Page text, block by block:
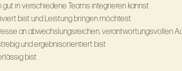
gut in verschiedene Teams integrieren kannst
bist und Leistung bringen möchtest
an abwechslungsreichen, verantwortungsvollen
und ergebnisorientiert bist
bist